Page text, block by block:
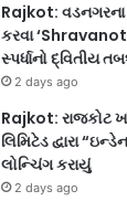
Rajkot: વડનગરના
કરવા
સ્પર્ધાનો દ્વિતીય
2 days ago
Rajkot: રાજકોટ
લિમિટેડ દ્વારા
લોન્ચિંગ કરાયું
2 days ago